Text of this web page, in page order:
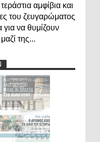
αμφίβια και
του ζευγαρώματος
να θυμίζουν
της...